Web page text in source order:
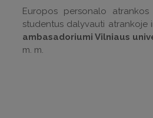
Europos personalo
studentus dalyvauti atrankoje
ambasadoriumi Vilniaus
m. m.